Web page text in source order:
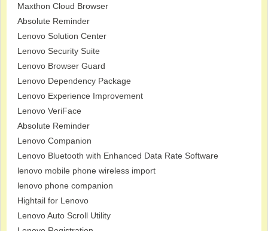
Maxthon Cloud Browser
Absolute Reminder
Lenovo Solution Center
Lenovo Security Suite
Lenovo Browser Guard
Lenovo Dependency Package
Lenovo Experience Improvement
Lenovo VeriFace
Absolute Reminder
Lenovo Companion
Lenovo Bluetooth with Enhanced Data Rate Software
lenovo mobile phone wireless import
lenovo phone companion
Hightail for Lenovo
Lenovo Auto Scroll Utility